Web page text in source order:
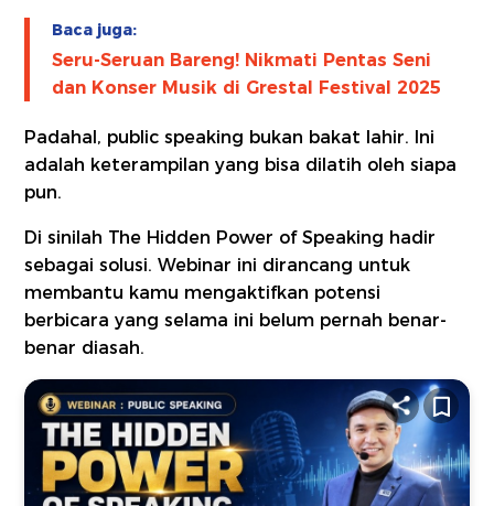
Baca juga:
Seru-Seruan Bareng! Nikmati Pentas Seni
dan Konser Musik di Grestal Festival 2025
Padahal, public speaking bukan bakat lahir. Ini
adalah keterampilan yang bisa dilatih oleh siapa
pun.
Di sinilah The Hidden Power of Speaking hadir
sebagai solusi. Webinar ini dirancang untuk
membantu kamu mengaktifkan potensi
berbicara yang selama ini belum pernah benar-
benar diasah.